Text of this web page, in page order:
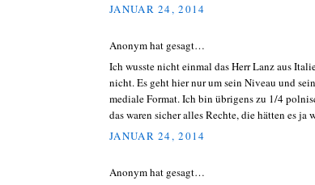
JANUAR 24, 2014
Anonym hat gesagt…
Ich wusste nicht einmal das Herr Lanz aus
nicht. Es geht hier nur um sein Niveau und
mediale Format. Ich bin übrigens zu 1/4
das waren sicher alles Rechte, die hätten es ja
JANUAR 24, 2014
Anonym hat gesagt…